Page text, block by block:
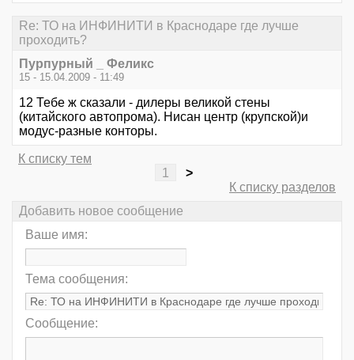
Re: ТО на ИНФИНИТИ в Краснодаре где лучше
проходить?
Пурпурный _ Феликс
15 - 15.04.2009 - 11:49
12 Тебе ж сказали - дилеры великой стены
(китайского автопрома). Нисан центр (крупской)и
модус-разные конторы.
К списку тем
1
>
К списку разделов
Добавить новое сообщение
Ваше имя:
Тема сообщения:
Сообщение: